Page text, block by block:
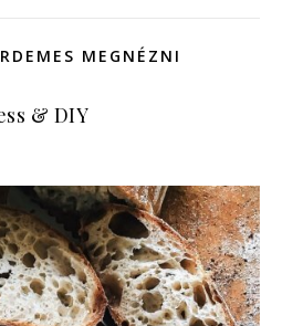
MEGNÉZNI
& DIY